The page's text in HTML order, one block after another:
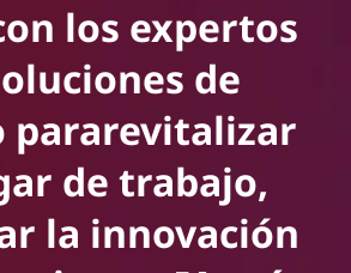
los expertos
de
pararevitalizar
de trabajo,
la innovación